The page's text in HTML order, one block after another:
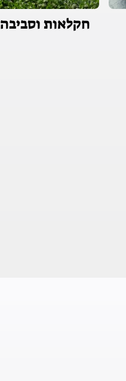
חקלאות וסביבה